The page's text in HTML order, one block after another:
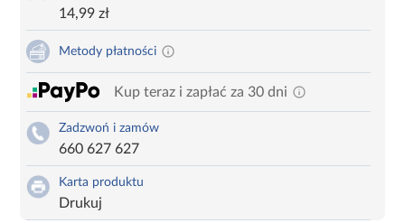
14,99 zł
Metody płatności
Kup teraz i zapłać za 30 dni
Zadzwoń i zamów
660 627 627
Karta produktu
Drukuj